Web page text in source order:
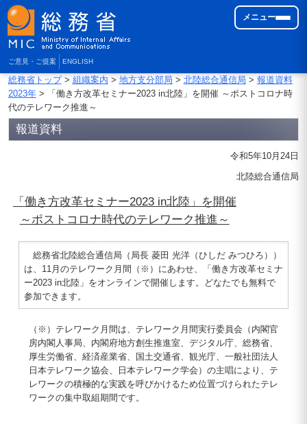
ご意見・ご提案 ENGLISH
メニュー
総務省トップ> 組織案内 > 地方支分部局 > 北陸総合通信局 > 報道資料
2023年> 「働き方改革セミナー2023 in北陸」を開催 ～ポストコロナ時
代のテレワーク推進～
報道資料
令和5年10月24日
北陸総合通信局
「働き方改革セミナー2023 in北陸」を開催
～ポストコロナ時代のテレワーク推進～
総務省北陸総合通信局（局長 菱田 光洋（ひしだ みつひろ））
は、11月のテレワーク月間（※）にあわせ、「働き方改革セミナ
ー2023 in北陸」をオンラインで開催します。どなたでも無料で
参加できます。
（※）テレワーク月間は、テレワーク月間実行委員会（内閣官
房内閣人事局、内閣府地方創生推進室、デジタル庁、総務省、
厚生労働省、経済産業省、国土交通省、観光庁、一般社団法人
日本テレワーク協会、日本テレワーク学会）の主唱により、テ
レワークの積極的な実践を呼びかけるため位置づけられたテレ
ワークの集中取組期間です。